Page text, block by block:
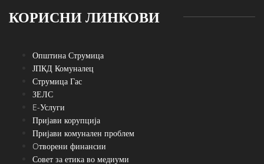
КОРИСНИ ЛИНКОВИ
Општина Струмица
ЈПКД Комуналец
Струмица Гас
ЗЕЛС
E-Услуги
Пријави корупција
Пријави комунален проблем
Oтворени финансии
Совет за етика во медиуми